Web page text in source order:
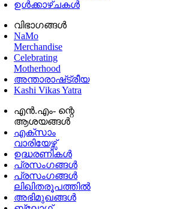
ഉള്‍ക്കാഴ്‌ചകൾ
വിഭാഗങ്ങൾ
NaMo
Merchandise
Celebrating
Motherhood
അന്താരാഷ്‌ട്രീയ
Kashi Vikas Yatra
എൻ.എം- ന്റെ
ആശയങ്ങൾ
എക്സാം
വാരിയേഴ്സ്
ഉദ്ധരണികള്‍
പ്രസംഗങ്ങള്‍
പ്രസംഗങ്ങൾ
ലിഖിതരൂപത്തിൽ
അഭിമുഖങ്ങൾ